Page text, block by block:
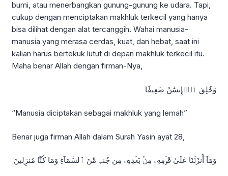
bumi, atau menerbangkan gunung-gunung ke udara. Tapi,
cukup dengan menciptakan makhluk terkecil yang hanya
bisa dilihat dengan alat tercanggih. Wahai manusia-
manusia yang merasa cerdas, kuat, dan hebat, saat ini
kalian harus bertekuk lutut di depan makhluk terkecil itu.
Maha benar Allah dengan firman-Nya,
وَخُلِقَ ٱلۡإِنسَٰنُ ضَعِيفٗا
“Manusia diciptakan sebagai makhluk yang lemah”
Benar juga firman Allah dalam Surah Yasin ayat 28,
وَمَآ أَنزَلۡنَا عَلَىٰ قَوۡمِهِۦ مِنۢ بَعۡدِهِۦ مِن جُندٖ مِّنَ ٱلسَّمَآءِ وَمَا كُنَّا مُنزِلِينَ